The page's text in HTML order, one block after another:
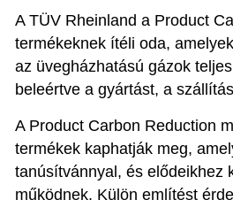
A TÜV Rheinland a Product
termékeknek ítéli oda,
az üvegházhatású gázok
beleértve a gyártást, a
A Product Carbon Reduction
termékek kaphatják meg,
tanúsítvánnyal, és elődeikhez
működnek. Külön említést